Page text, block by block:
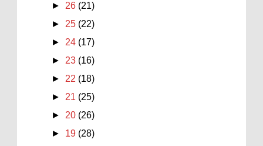
► 26 (21)
► 25 (22)
► 24 (17)
► 23 (16)
► 22 (18)
► 21 (25)
► 20 (26)
► 19 (28)